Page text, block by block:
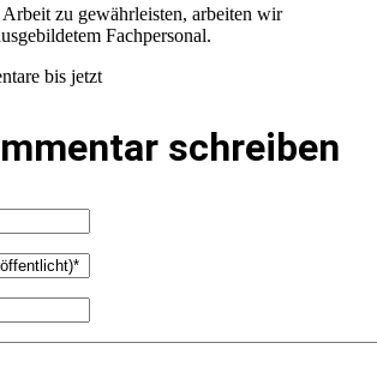
zu gewährleisten, arbeiten wir
Fachpersonal.
bis jetzt
schreiben